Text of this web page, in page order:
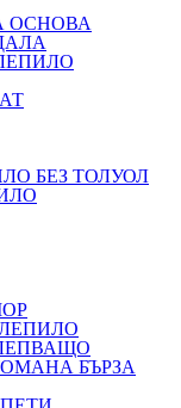
ОСНОВА
БЕЗ ТОЛУОЛ
БЪРЗА